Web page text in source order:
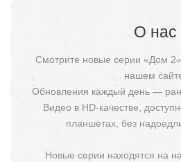
О нас
Смотрите новые серии «Дом
нашем
Обновления каждый день —
Видео в HD-качестве,
планшетах, без
Новые серии находятся на